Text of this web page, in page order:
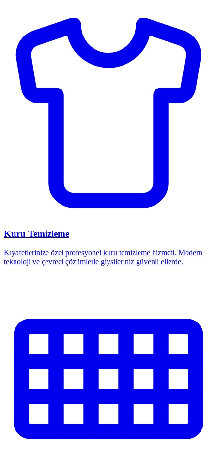
Kuru Temizleme
Kıyafetlerinize özel profesyonel kuru temizleme hizmeti. Modern
teknoloji ve çevreci çözümlerle giysileriniz güvenli ellerde.